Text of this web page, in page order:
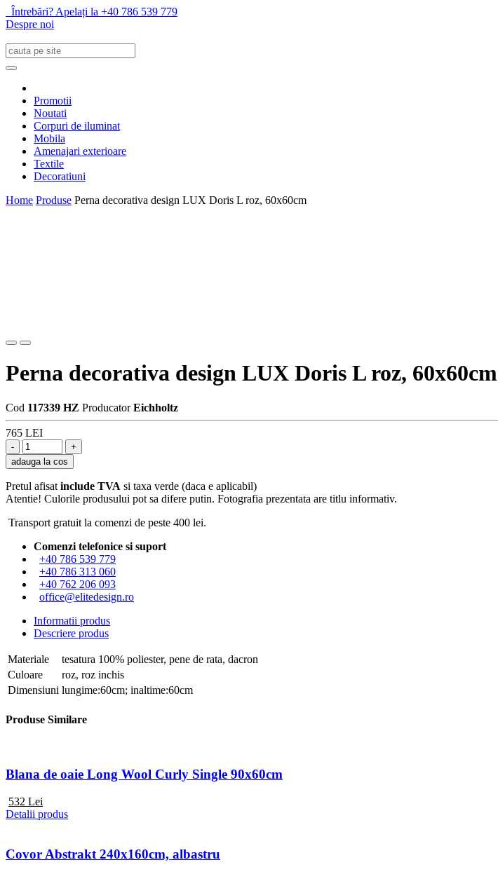
Întrebări? Apelați la +40 786 539 779
Despre noi
Promotii
Noutati
Corpuri de iluminat
Mobila
Amenajari exterioare
Textile
Decoratiuni
Home Produse Perna decorativa design LUX Doris L roz, 60x60cm
Perna decorativa design LUX Doris L roz, 60x60cm
Cod 117339 HZ Producator Eichholtz
765 LEI
adauga la cos
Pretul afisat include TVA si taxa verde (daca e aplicabil)
Atentie! Culorile produsului pot sa difere putin. Fotografia prezentata are titlu informativ.
Transport gratuit la comenzi de peste 400 lei.
Comenzi telefonice si suport
+40 786 539 779
+40 786 313 060
+40 762 206 093
office@elitedesign.ro
Informatii produs
Descriere produs
Materiale
tesatura 100% poliester, pene de rata, dacron
Culoare
roz, roz inchis
Dimensiuni lungime:60cm; inaltime:60cm
Produse Similare
Blana de oaie Long Wool Curly Single 90x60cm
532 Lei
Detalii produs
Covor Abstrakt 240x160cm, albastru